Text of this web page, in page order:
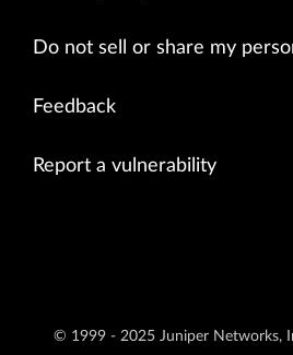
Do not sell or share my
Feedback
Report a vulnerability
© 1999 - 2025 Juniper Networks,